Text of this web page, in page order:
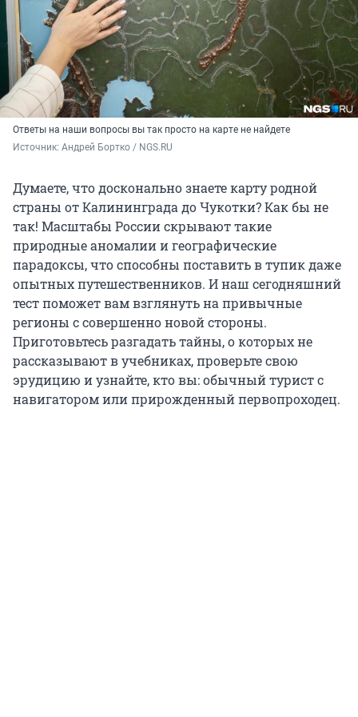
Ответы на наши вопросы вы так просто на карте не найдете
Источник: Андрей Бортко / NGS.RU
Думаете, что досконально знаете карту родной
страны от Калининграда до Чукотки? Как бы не
так! Масштабы России скрывают такие
природные аномалии и географические
парадоксы, что способны поставить в тупик даже
опытных путешественников. И наш сегодняшний
тест поможет вам взглянуть на привычные
регионы с совершенно новой стороны.
Приготовьтесь разгадать тайны, о которых не
рассказывают в учебниках, проверьте свою
эрудицию и узнайте, кто вы: обычный турист с
навигатором или прирожденный первопроходец.